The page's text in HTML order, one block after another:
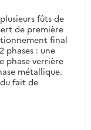
fûts de
de première
final
phases : une
phase verrière
métallique.
fait de